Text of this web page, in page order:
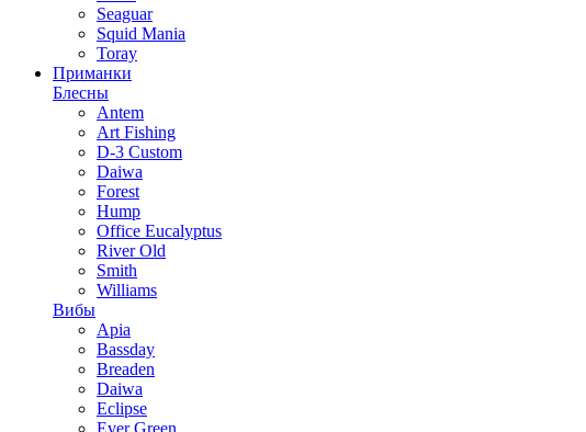
Seaguar
Squid Mania
Toray
Приманки
Блесны
Antem
Art Fishing
D-3 Custom
Daiwa
Forest
Hump
Office Eucalyptus
River Old
Smith
Williams
Вибы
Apia
Bassday
Breaden
Daiwa
Eclipse
Ever Green